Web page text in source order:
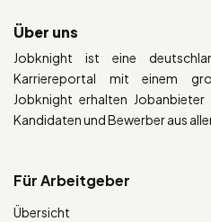
Über uns
Jobknight ist eine
Karriereportal mit einem
Jobknight erhalten
Kandidaten und Bewerber aus
Für Arbeitgeber
Übersicht